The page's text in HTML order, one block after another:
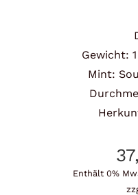
Gewicht:
Mint:
Enthält 0%